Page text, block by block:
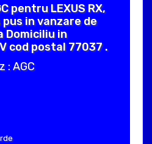
pentru LEXUS RX,
in vanzare de
Domiciliu in
cod postal 77037 .
: AGC